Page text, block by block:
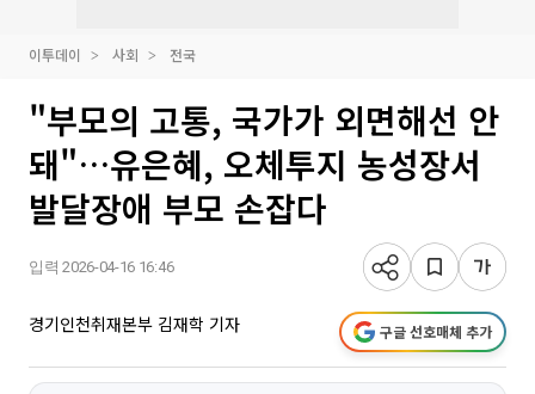
이투데이 사회 전국
"부모의 고통, 국가가 외면해선 안
돼"…유은혜, 오체투지 농성장서
발달장애 부모 손잡다
입력 2026-04-16 16:46
경기인천취재본부 김재학 기자 구글 선호매체 추가